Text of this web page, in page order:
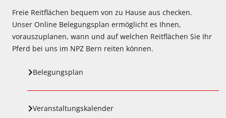
Freie Reitflächen bequem von zu Hause aus checken.
Unser Online Belegungsplan ermöglicht es Ihnen,
vorauszuplanen, wann und auf welchen Reitflächen Sie Ihr
Pferd bei uns im NPZ Bern reiten können.
Belegungsplan
Veranstaltungskalender